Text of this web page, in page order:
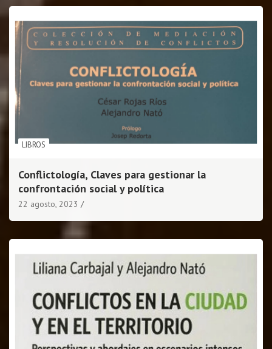
LIBROS
Conflictología, Claves para gestionar la
confrontación social y política
22 agosto, 2023